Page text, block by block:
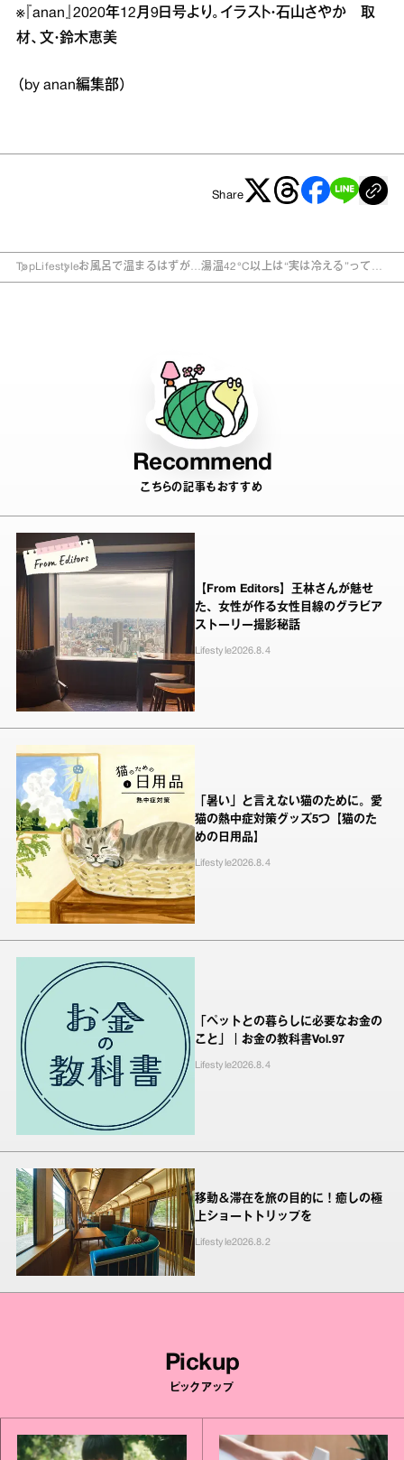
※『anan』2020年12月9日号より。イラスト・石山さやか 取
材、文・鈴木恵美
（by anan編集部）
Share
Top Lifestyleお風呂で温まるはずが…湯温42°C以上は“実は冷える”って本
Recommend
こちらの記事もおすすめ
【From Editors】王林さんが魅せ
た、女性が作る女性目線のグラビア
ストーリー撮影秘話
Lifestyle2026.8.4
「暑い」と言えない猫のために。愛
猫の熱中症対策グッズ5つ【猫のた
めの日用品】
Lifestyle2026.8.4
「ペットとの暮らしに必要なお金の
こと」｜お金の教科書Vol.97
Lifestyle2026.8.4
移動＆滞在を旅の目的に！癒しの極
上ショートトリップを
Lifestyle2026.8.2
Pickup
ピックアップ